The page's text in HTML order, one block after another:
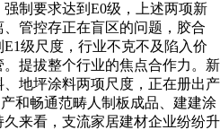
制要求达到E0级，上述两项新
管控存正在盲区的问题，胶合
级尺度，行业不克不及陷入价
提拔整个行业的焦点合作力。新
地坪涂料两项尺度，正在册出产
和畅通范畴人制板成品、建建涂
来看，支流家居建材企业纷纷升